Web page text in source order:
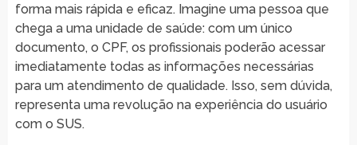
forma mais rápida e eficaz. Imagine uma pessoa que
chega a uma unidade de saúde: com um único
documento, o CPF, os profissionais poderão acessar
imediatamente todas as informações necessárias
para um atendimento de qualidade. Isso, sem dúvida,
representa uma revolução na experiência do usuário
com o SUS.